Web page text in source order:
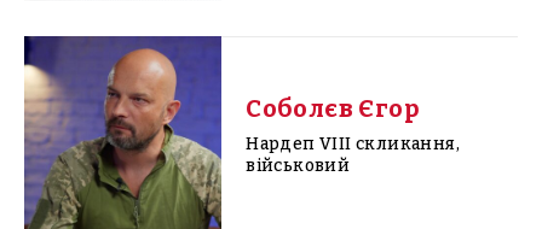
Соболєв Єгор
Нардеп VIII скликання,
військовий